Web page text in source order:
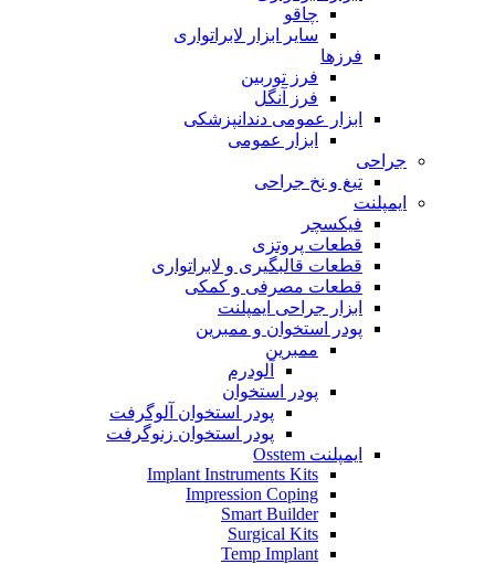
چاقو
سایر ابزار لابراتواری
فرزها
فرز توربین
فرز آنگل
ابزار عمومی دندانپزشکی
ابزار عمومی
جراحی
تیغ و نخ جراحی
ایمپلنت
فیکسچر
قطعات پروتزی
قطعات قالبگیری و لابراتواری
قطعات مصرفی و کمکی
ابزار جراحی ایمپلنت
پودر استخوان و ممبرین
ممبرین
آلودرم
پودر استخوان
پودر استخوان آلوگرفت
پودر استخوان زنوگرفت
ایمپلنت Osstem
Implant Instruments Kits
Impression Coping
Smart Builder
Surgical Kits
Temp Implant